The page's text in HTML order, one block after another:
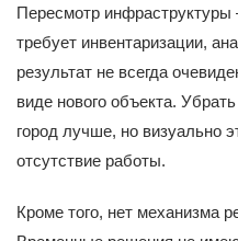
Пересмотр
требует инвентаризации,
результат не всегда
виде нового объекта.
город лучше, но визуально
отсутствие работы.
Кроме того, нет механизма